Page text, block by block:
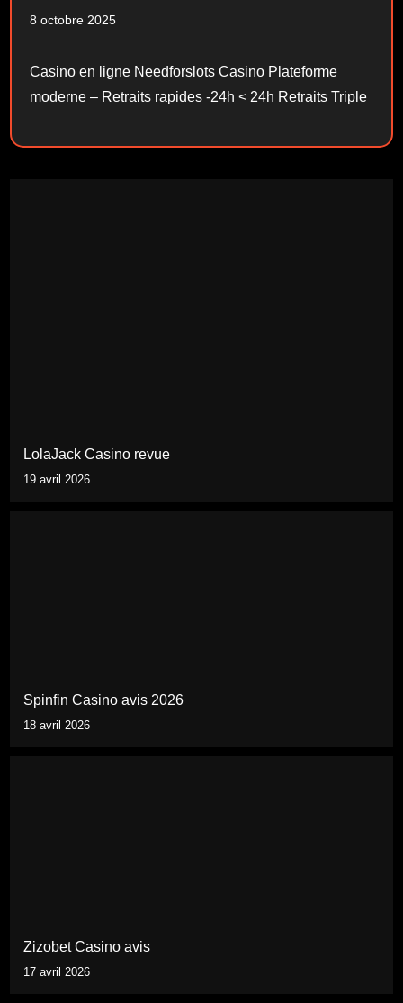
8 octobre 2025
Casino en ligne Needforslots Casino Plateforme
moderne – Retraits rapides -24h < 24h Retraits Triple
LolaJack Casino revue
19 avril 2026
Spinfin Casino avis 2026
18 avril 2026
Zizobet Casino avis
17 avril 2026